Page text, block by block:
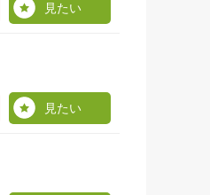
見たい
見たい